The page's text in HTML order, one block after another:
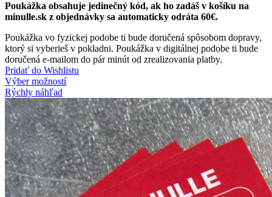
Poukážka obsahuje jedinečný kód, ak ho zadáš v košíku na
minulle.sk z objednávky sa automaticky odráta 60€.
Poukážka vo fyzickej podobe ti bude doručená spôsobom dopravy,
ktorý si vyberieš v pokladni. Poukážka v digitálnej podobe ti bude
doručená e-mailom do pár minút od zrealizovania platby.
Pridať do Wishlistu
Výber možností
Rýchly náhľad